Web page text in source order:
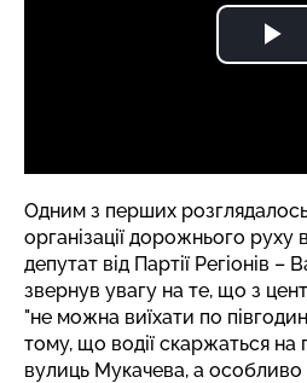
Одним з перших
організації дорожнього руху
депутат від Партії Регіонів
звернув увагу на те, що з
"не можна виїхати по
тому, що водії скаржаться на
вулиць Мукачева, а особливо